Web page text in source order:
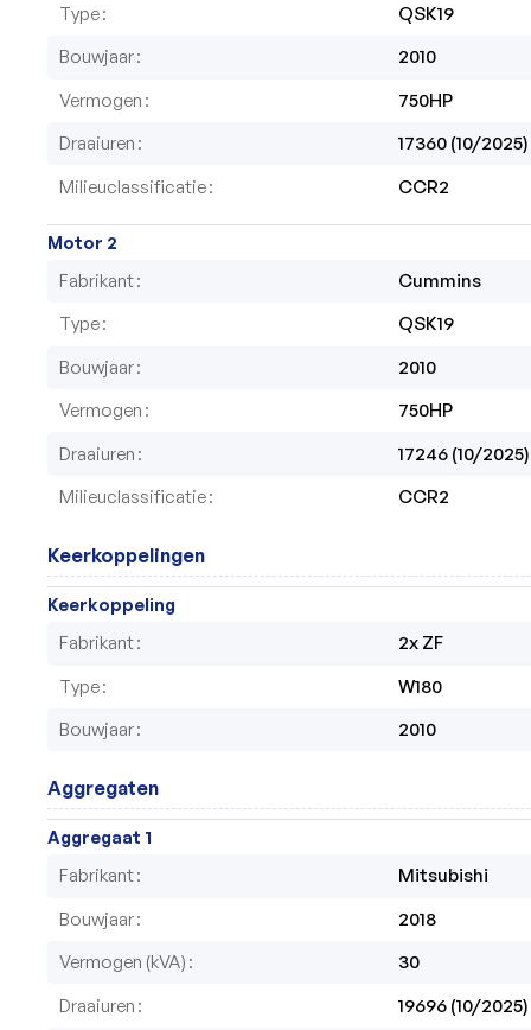
Type
QSK19
Bouwjaar
2010
Vermogen
750HP
Draaiuren
17360 (10/2025)
Milieuclassificatie
CCR2
Motor 2
Fabrikant
Cummins
Type
QSK19
Bouwjaar
2010
Vermogen
750HP
Draaiuren
17246 (10/2025)
Milieuclassificatie
CCR2
Keerkoppelingen
Keerkoppeling
Fabrikant
2x ZF
Type
W180
Bouwjaar
2010
Aggregaten
Aggregaat 1
Fabrikant
Mitsubishi
Bouwjaar
2018
Vermogen (kVA)
30
Draaiuren
19696 (10/2025)